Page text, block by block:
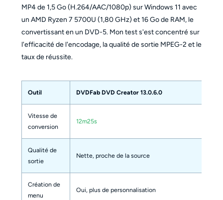
MP4 de 1,5 Go (H.264/AAC/1080p) sur Windows 11 avec
un AMD Ryzen 7 5700U (1,80 GHz) et 16 Go de RAM, le
convertissant en un DVD-5. Mon test s'est concentré sur
l'efficacité de l'encodage, la qualité de sortie MPEG-2 et le
taux de réussite.
Outil DVDFab DVD Creator 13.0.6.0
Vitesse de
conversion
12m25s
Qualité de
sortie
Nette, proche de la source
Création de
menu
Oui, plus de personnalisation